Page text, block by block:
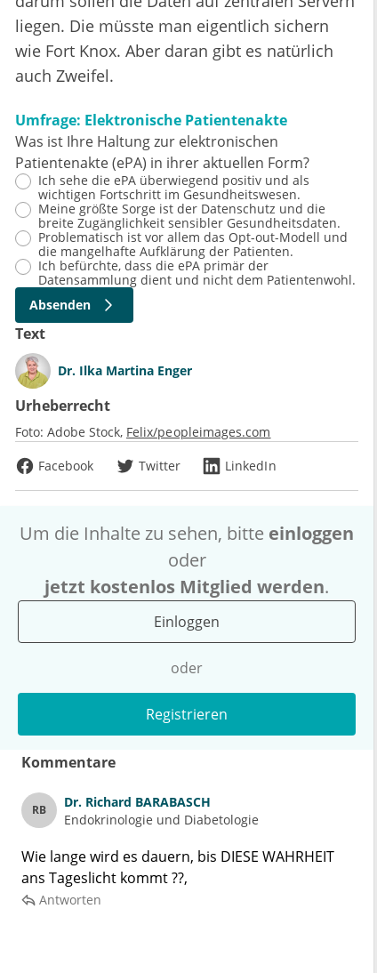
liegen. Die müsste man eigentlich sichern
wie Fort Knox. Aber daran gibt es natürlich
auch Zweifel.
Umfrage: Elektronische Patientenakte
Was ist Ihre Haltung zur elektronischen
Patientenakte (ePA) in ihrer aktuellen Form?
Ich sehe die ePA überwiegend positiv und als
wichtigen Fortschritt im Gesundheitswesen.
Meine größte Sorge ist der Datenschutz und die
breite Zugänglichkeit sensibler Gesundheitsdaten.
Problematisch ist vor allem das Opt-out-Modell und
die mangelhafte Aufklärung der Patienten.
Ich befürchte, dass die ePA primär der
Datensammlung dient und nicht dem Patientenwohl.
Absenden
Text
Dr. Ilka Martina Enger
Urheberrecht
Foto: Adobe Stock Felix/peopleimages.com
Facebook
Twitter LinkedIn
Um die Inhalte zu sehen, bitte einloggen
oder
jetzt kostenlos Mitglied werden.
Einloggen
oder
Registrieren
Kommentare
RB Dr. Richard BARABASCH
Endokrinologie und Diabetologie
Wie lange wird es dauern, bis DIESE WAHRHEIT
ans Tageslicht kommt ??,
Antworten